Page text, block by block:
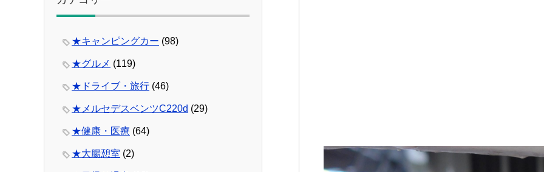
★キャンピングカー (98)
★グルメ (119)
★ドライブ・旅行 (46)
★メルセデスベンツC220d (29)
★健康・医療 (64)
★大腸憩室 (2)